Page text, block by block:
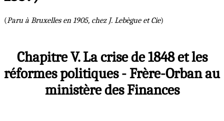
(Paru à Bruxelles en 1905, chez J. Lebègue et Cie)
Chapitre V. La crise de 1848 et les
réformes politiques - Frère-Orban au
ministère des Finances